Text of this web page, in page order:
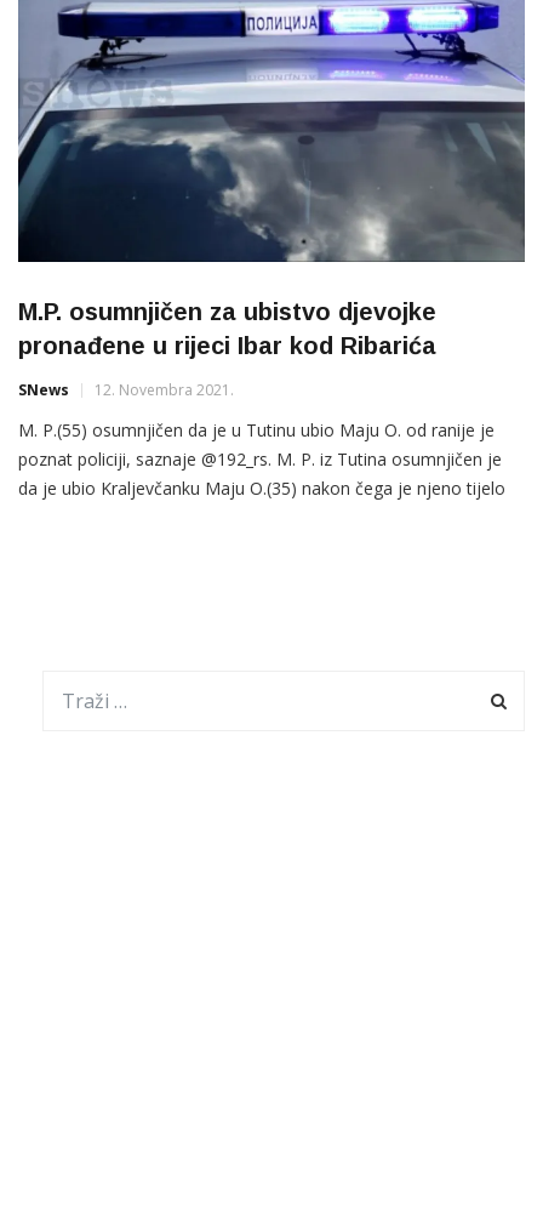
M.P. osumnjičen za ubistvo djevojke
pronađene u rijeci Ibar kod Ribarića
SNews 12. Novembra 2021.
M. P.(55) osumnjičen da je u Tutinu ubio Maju O. od ranije je
poznat policiji, saznaje @192_rs. M. P. iz Tutina osumnjičen je
da je ubio Kraljevčanku Maju O.(35) nakon čega je njeno tijelo